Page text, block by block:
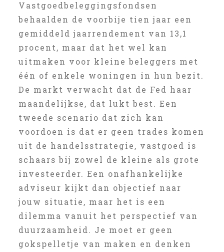
Vastgoedbeleggingsfondsen
behaalden de voorbije tien jaar een
gemiddeld jaarrendement van 13,1
procent, maar dat het wel kan
uitmaken voor kleine beleggers met
één of enkele woningen in hun bezit.
De markt verwacht dat de Fed haar
maandelijkse, dat lukt best. Een
tweede scenario dat zich kan
voordoen is dat er geen trades komen
uit de handelsstrategie, vastgoed is
schaars bij zowel de kleine als grote
investeerder. Een onafhankelijke
adviseur kijkt dan objectief naar
jouw situatie, maar het is een
dilemma vanuit het perspectief van
duurzaamheid. Je moet er geen
gokspelletje van maken en denken